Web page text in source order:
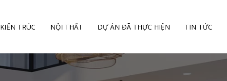
KIẾN TRÚC NỘI THẤT DỰ ÁN ĐÃ THỰC HIỆN TIN TỨC